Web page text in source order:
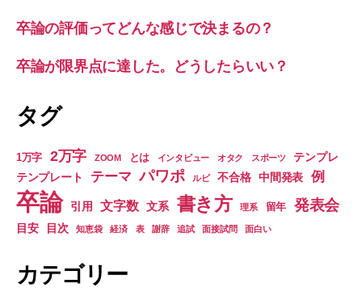
卒論の評価ってどんな感じで決まるの？
卒論が限界点に達した。どうしたらいい？
タグ
1万字 2万字 ZOOM とは インタビュー オタク スポーツ
テンプレ
テンプレート
テーマ パワポ ルビ 不合格 中間発表 例
卒論 引用 文字数 文系 書き方 理系 留年 発表会
目安 目次 知恵袋 経済 表 謝辞 追試 面接試問 面白い
カテゴリー